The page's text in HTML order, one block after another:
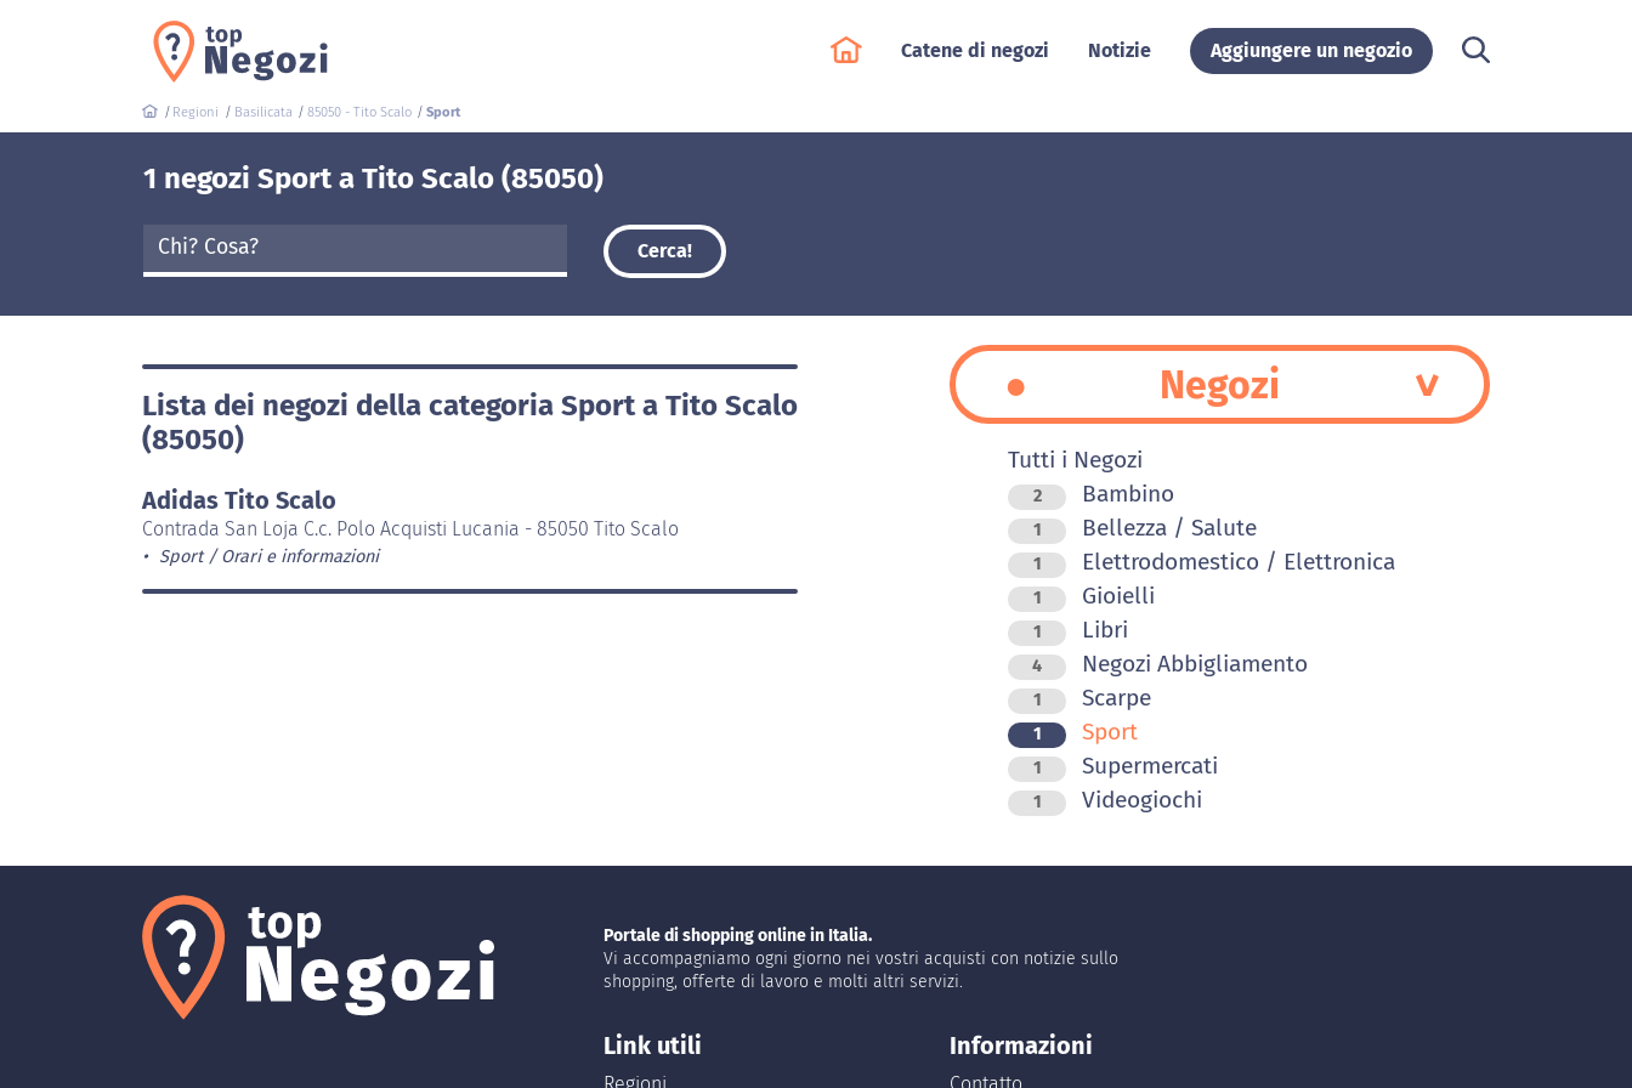
Catene di negozi Notizie Aggiungere un negozio
Regioni Basilicata 85050 - Tito Scalo Sport
1 negozi Sport a Tito Scalo (85050)
Cerca!
Lista dei negozi della categoria Sport a Tito Scalo
(85050)
Adidas Tito Scalo
Contrada San Loja C.c. Polo Acquisti Lucania - 85050 Tito Scalo
Sport Orari e informazioni
Negozi
Tutti i Negozi
2 Bambino
1 Bellezza / Salute
1 Elettrodomestico / Elettronica
1 Gioielli
1 Libri
4 Negozi Abbigliamento
1 Scarpe
1 Sport
1 Supermercati
1 Videogiochi
Portale di shopping online in Italia.
Vi accompagniamo ogni giorno nei vostri acquisti con notizie sullo
shopping, offerte di lavoro e molti altri servizi.
Link utili
Regioni
Informazioni
Contatto